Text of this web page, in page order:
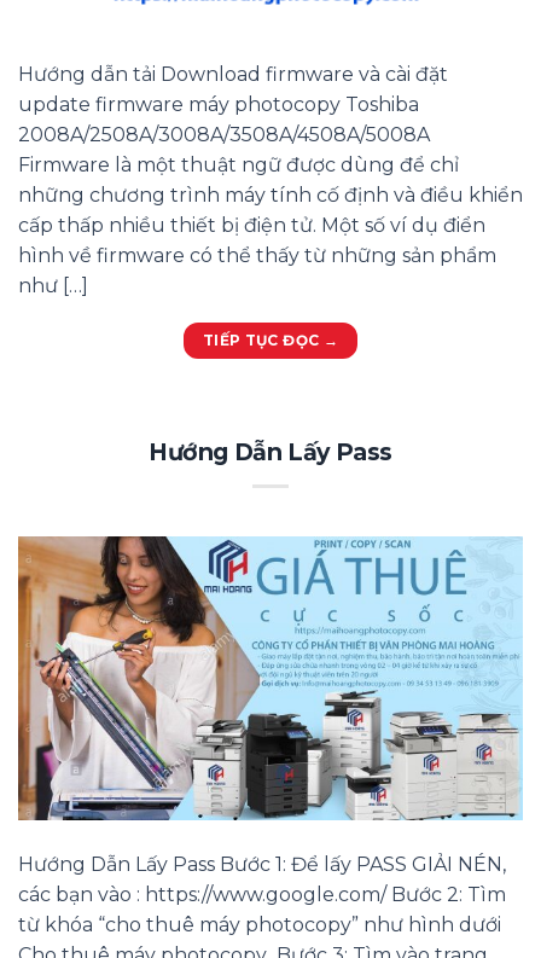
Hướng dẫn tải Download firmware và cài đặt
update firmware máy photocopy Toshiba
2008A/2508A/3008A/3508A/4508A/5008A
Firmware là một thuật ngữ được dùng để chỉ
những chương trình máy tính cố định và điều khiển
cấp thấp nhiều thiết bị điện tử. Một số ví dụ điển
hình về firmware có thể thấy từ những sản phẩm
như […]
TIẾP TỤC ĐỌC →
Hướng Dẫn Lấy Pass
Hướng Dẫn Lấy Pass Bước 1: Để lấy PASS GIẢI NÉN,
các bạn vào : https://www.google.com/ Bước 2: Tìm
từ khóa “cho thuê máy photocopy” như hình dưới